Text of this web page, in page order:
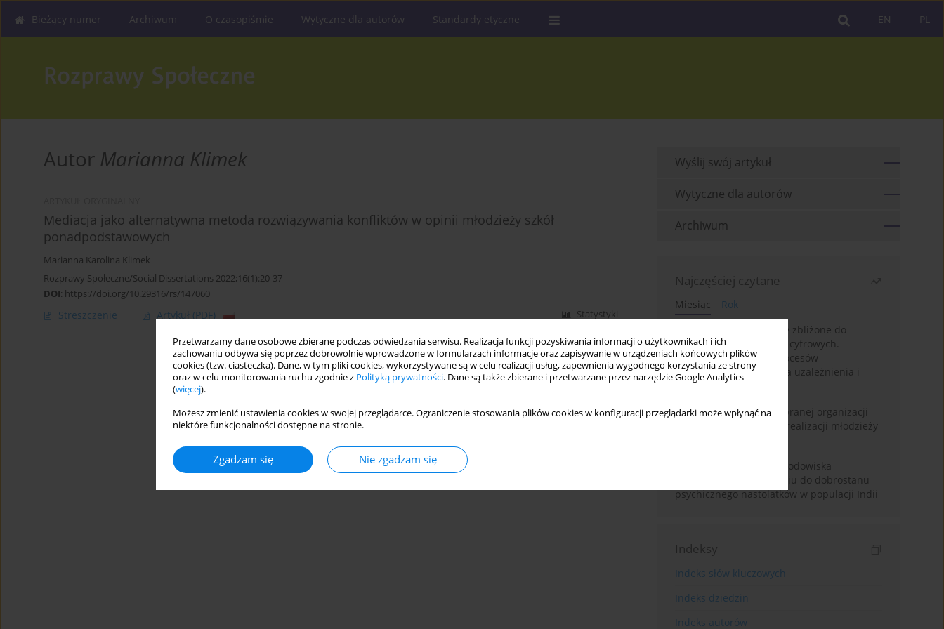
Przetwarzamy dane osobowe zbierane podczas odwiedzania serwisu. Realizacja funkcji pozyskiwania informacji o użytkownikach i ich
zachowaniu odbywa się poprzez dobrowolnie wprowadzone w formularzach informacje oraz zapisywanie w urządzeniach końcowych plików
cookies (tzw. ciasteczka). Dane, w tym pliki cookies, wykorzystywane są w celu realizacji usług, zapewnienia wygodnego korzystania ze strony
oraz w celu monitorowania ruchu zgodnie z Polityką prywatności. Dane są także zbierane i przetwarzane przez narzędzie Google Analytics
(więcej).
Możesz zmienić ustawienia cookies w swojej przeglądarce. Ograniczenie stosowania plików cookies w konfiguracji przeglądarki może wpłynąć na
niektóre funkcjonalności dostępne na stronie.
Zgadzam się Nie zgadzam się
PL
EN
Bieżący numer Archiwum O czasopiśmie Wytyczne dla autorów Standardy etyczne
Autor Marianna Klimek
Mediacja jako alternatywna metoda rozwiązywania konfliktów w opinii młodzieży szkół
ponadpodstawowych
Marianna Karolina Klimek
Rozprawy Społeczne/Social Dissertations 2022;16(1):20-37
DOI: https://doi.org/10.29316/rs/147060
Streszczenie Artykuł (PDF) Statystyki
Wyślij swój artykuł
Wytyczne dla autorów
Archiwum
Najczęściej czytane
Miesiąc
Rok
Loot boxy – mechanizmy zbliżone do
hazardu ukryte w grach cyfrowych.
Narracyjny przegląd procesów
psychologicznych, ryzyka uzależnienia i
regulacji prawnych
Znaczenie wsparcia wybranej organizacji
pozarządowej dla samorealizacji młodzieży
Badanie osobowości i środowiska
rodzinnego w odniesieniu do dobrostanu
psychicznego nastolatków w populacji Indii
Indeksy
Indeks słów kluczowych
Indeks dziedzin
Indeks autorów